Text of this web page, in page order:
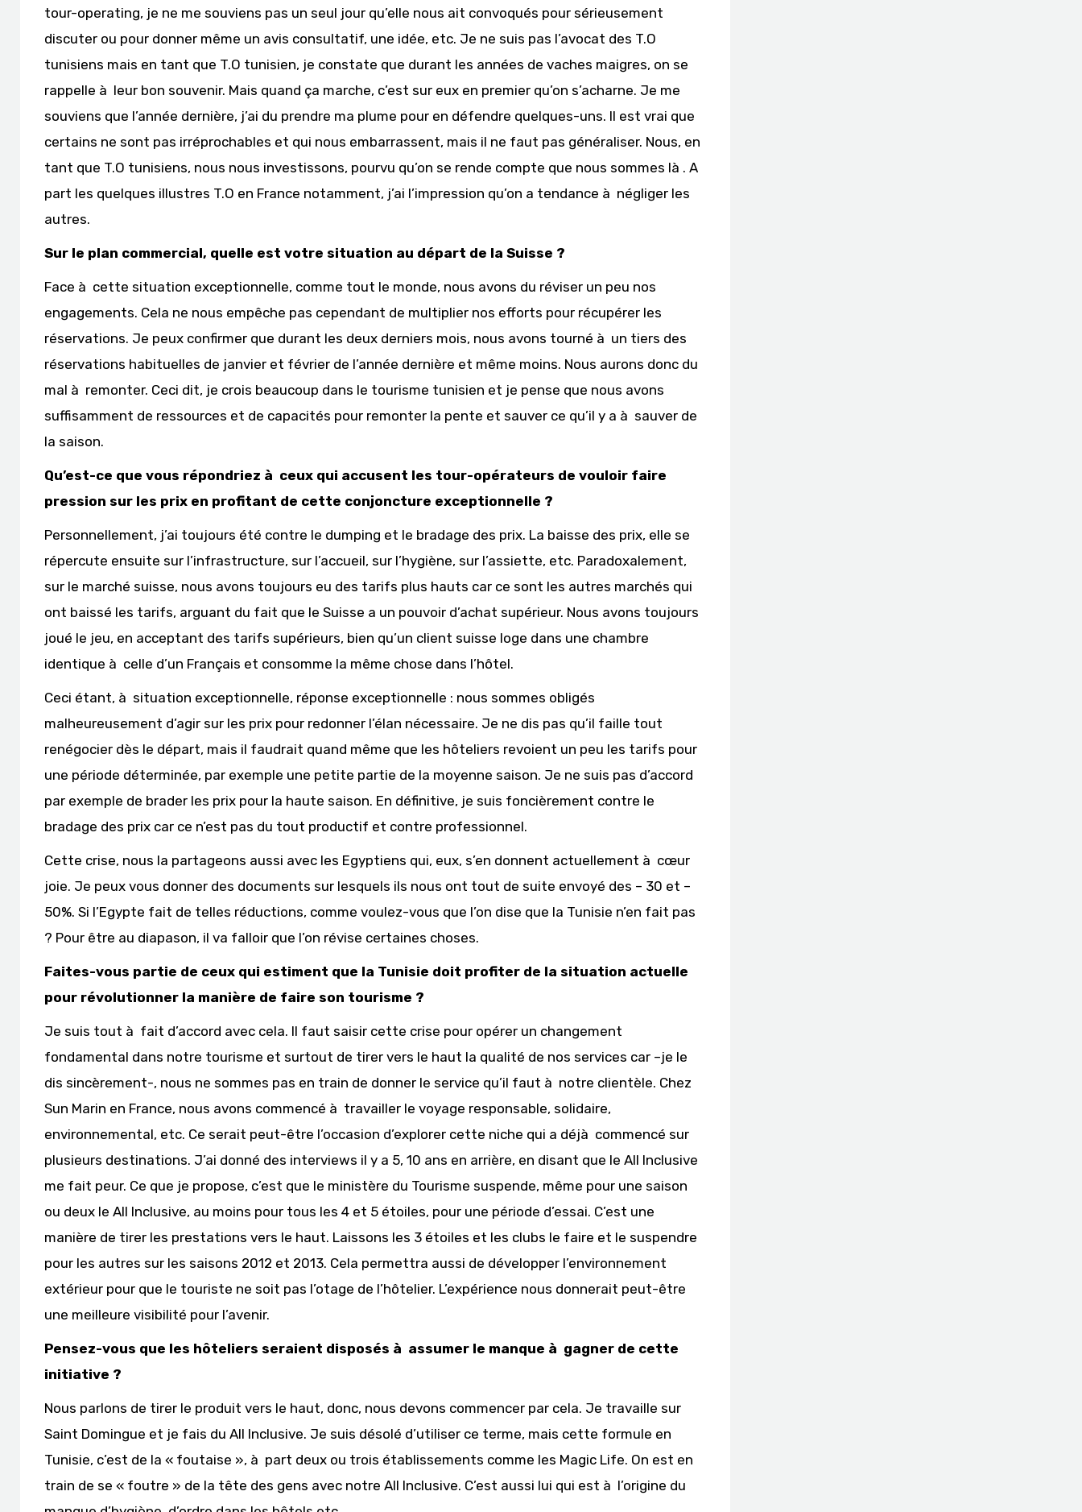
tour-operating, je ne me souviens pas un seul jour qu’elle nous ait convoqués pour sérieusement
discuter ou pour donner même un avis consultatif, une idée, etc. Je ne suis pas l’avocat des T.O
tunisiens mais en tant que T.O tunisien, je constate que durant les années de vaches maigres, on se
rappelle à leur bon souvenir. Mais quand ça marche, c’est sur eux en premier qu’on s’acharne. Je me
souviens que l’année dernière, j’ai du prendre ma plume pour en défendre quelques-uns. Il est vrai que
certains ne sont pas irréprochables et qui nous embarrassent, mais il ne faut pas généraliser. Nous, en
tant que T.O tunisiens, nous nous investissons, pourvu qu’on se rende compte que nous sommes là . A
part les quelques illustres T.O en France notamment, j’ai l’impression qu’on a tendance à négliger les
autres.
Sur le plan commercial, quelle est votre situation au départ de la Suisse ?
Face à cette situation exceptionnelle, comme tout le monde, nous avons du réviser un peu nos
engagements. Cela ne nous empêche pas cependant de multiplier nos efforts pour récupérer les
réservations. Je peux confirmer que durant les deux derniers mois, nous avons tourné à un tiers des
réservations habituelles de janvier et février de l’année dernière et même moins. Nous aurons donc du
mal à remonter. Ceci dit, je crois beaucoup dans le tourisme tunisien et je pense que nous avons
suffisamment de ressources et de capacités pour remonter la pente et sauver ce qu’il y a à sauver de
la saison.
Qu’est-ce que vous répondriez à ceux qui accusent les tour-opérateurs de vouloir faire
pression sur les prix en profitant de cette conjoncture exceptionnelle ?
Personnellement, j’ai toujours été contre le dumping et le bradage des prix. La baisse des prix, elle se
répercute ensuite sur l’infrastructure, sur l’accueil, sur l’hygiène, sur l’assiette, etc. Paradoxalement,
sur le marché suisse, nous avons toujours eu des tarifs plus hauts car ce sont les autres marchés qui
ont baissé les tarifs, arguant du fait que le Suisse a un pouvoir d’achat supérieur. Nous avons toujours
joué le jeu, en acceptant des tarifs supérieurs, bien qu’un client suisse loge dans une chambre
identique à celle d’un Français et consomme la même chose dans l’hôtel.
Ceci étant, à situation exceptionnelle, réponse exceptionnelle : nous sommes obligés
malheureusement d’agir sur les prix pour redonner l’élan nécessaire. Je ne dis pas qu’il faille tout
renégocier dès le départ, mais il faudrait quand même que les hôteliers revoient un peu les tarifs pour
une période déterminée, par exemple une petite partie de la moyenne saison. Je ne suis pas d’accord
par exemple de brader les prix pour la haute saison. En définitive, je suis foncièrement contre le
bradage des prix car ce n’est pas du tout productif et contre professionnel.
Cette crise, nous la partageons aussi avec les Egyptiens qui, eux, s’en donnent actuellement à cœur
joie. Je peux vous donner des documents sur lesquels ils nous ont tout de suite envoyé des – 30 et –
50%. Si l’Egypte fait de telles réductions, comme voulez-vous que l’on dise que la Tunisie n’en fait pas
? Pour être au diapason, il va falloir que l’on révise certaines choses.
Faites-vous partie de ceux qui estiment que la Tunisie doit profiter de la situation actuelle
pour révolutionner la manière de faire son tourisme ?
Je suis tout à fait d’accord avec cela. Il faut saisir cette crise pour opérer un changement
fondamental dans notre tourisme et surtout de tirer vers le haut la qualité de nos services car –je le
dis sincèrement-, nous ne sommes pas en train de donner le service qu’il faut à notre clientèle. Chez
Sun Marin en France, nous avons commencé à travailler le voyage responsable, solidaire,
environnemental, etc. Ce serait peut-être l’occasion d’explorer cette niche qui a déjà commencé sur
plusieurs destinations. J’ai donné des interviews il y a 5, 10 ans en arrière, en disant que le All Inclusive
me fait peur. Ce que je propose, c’est que le ministère du Tourisme suspende, même pour une saison
ou deux le All Inclusive, au moins pour tous les 4 et 5 étoiles, pour une période d’essai. C’est une
manière de tirer les prestations vers le haut. Laissons les 3 étoiles et les clubs le faire et le suspendre
pour les autres sur les saisons 2012 et 2013. Cela permettra aussi de développer l’environnement
extérieur pour que le touriste ne soit pas l’otage de l’hôtelier. L’expérience nous donnerait peut-être
une meilleure visibilité pour l’avenir.
Pensez-vous que les hôteliers seraient disposés à assumer le manque à gagner de cette
initiative ?
Nous parlons de tirer le produit vers le haut, donc, nous devons commencer par cela. Je travaille sur
Saint Domingue et je fais du All Inclusive. Je suis désolé d’utiliser ce terme, mais cette formule en
Tunisie, c’est de la « foutaise », à part deux ou trois établissements comme les Magic Life. On est en
train de se « foutre » de la tête des gens avec notre All Inclusive. C’est aussi lui qui est à l’origine du